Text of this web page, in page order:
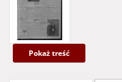
Pokaż treść